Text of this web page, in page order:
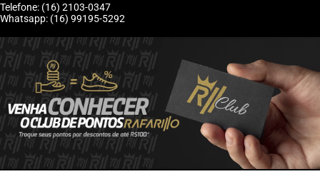
Telefone: (16) 2103-0347
Whatsapp: (16) 99195-5292